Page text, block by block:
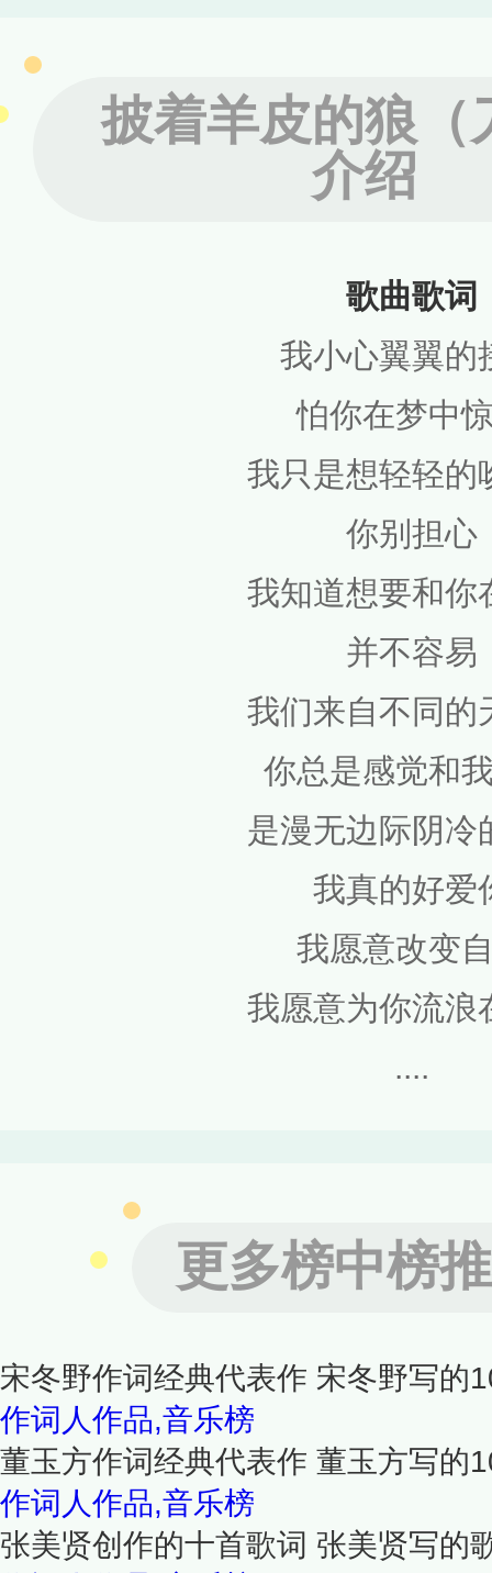
披着羊皮的狼（
介绍
歌曲歌词
我小心翼翼的
怕你在梦中
我只是想轻轻的
你别担心
我知道想要和你
并不容易
我们来自不同的
你总是感觉和
是漫无边际阴冷
我真的好爱
我愿意改变
我愿意为你流浪
....
更多榜中榜
宋冬野作词经典代表作 宋冬野写的
作词人作品,音乐榜
董玉方作词经典代表作 董玉方写的
作词人作品,音乐榜
张美贤创作的十首歌词 张美贤写的